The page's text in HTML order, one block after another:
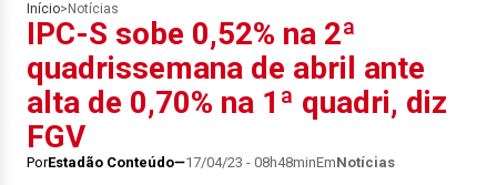
Início> Notícias
IPC-S sobe 0,52% na 2ª
quadrissemana de abril ante
alta de 0,70% na 1ª quadri, diz
FGV
PorEstadão Conteúdo 17/04/23 - 08h48minEmNotícias